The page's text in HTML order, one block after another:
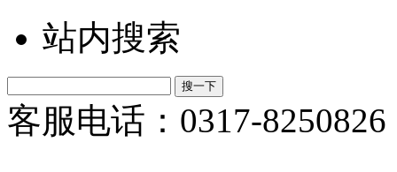
站内搜索
客服电话：0317-8250826